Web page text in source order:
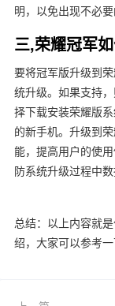
明，以免出现不必要
三,荣耀冠军
要将冠军版升级到
统升级。如果支持
择下载安装荣耀版
的新手机。升级到
能，提高用户的使
防系统升级过程中数
总结：以上内容就
绍，大家可以参考一